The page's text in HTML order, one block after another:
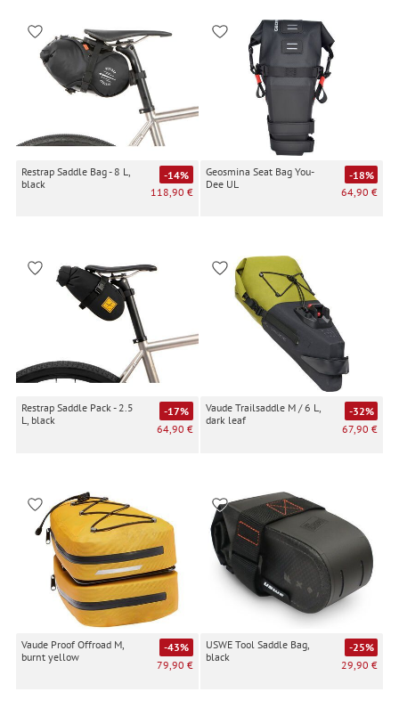
Restrap Saddle Bag - 8 L,
black
-14%
118,90 €
Geosmina Seat Bag You-
Dee UL
-18%
64,90 €
Restrap Saddle Pack - 2.5
L, black
-17%
64,90 €
Vaude Trailsaddle M / 6 L,
dark leaf
-32%
67,90 €
Vaude Proof Offroad M,
burnt yellow
-43%
79,90 €
USWE Tool Saddle Bag,
black
-25%
29,90 €